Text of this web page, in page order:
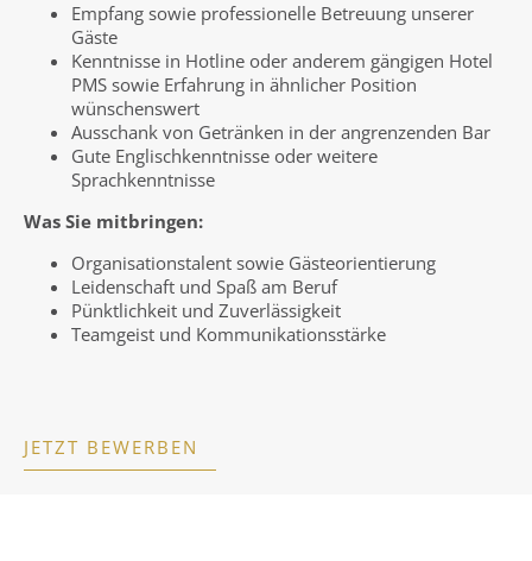
Empfang sowie professionelle Betreuung unserer
Gäste
Kenntnisse in Hotline oder anderem gängigen Hotel
PMS sowie Erfahrung in ähnlicher Position
wünschenswert
Ausschank von Getränken in der angrenzenden Bar
Gute Englischkenntnisse oder weitere
Sprachkenntnisse
Was Sie mitbringen:
Organisationstalent sowie Gästeorientierung
Leidenschaft und Spaß am Beruf
Pünktlichkeit und Zuverlässigkeit
Teamgeist und Kommunikationsstärke
JETZT BEWERBEN